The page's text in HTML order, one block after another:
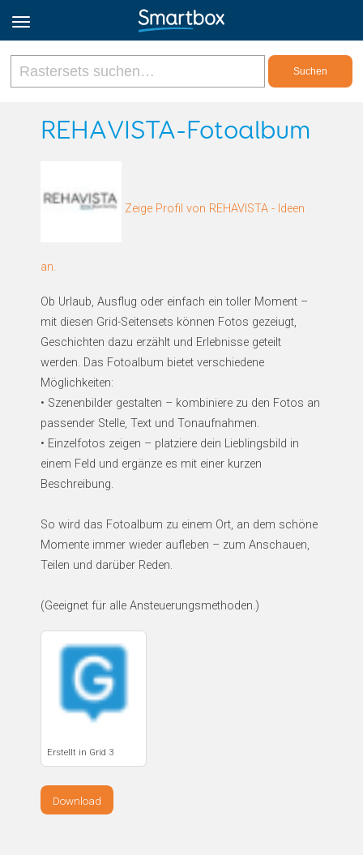
Online Grids
Registrieren
REHAVISTA-Fotoalbum
Zeige Profil von REHAVISTA - Ideen
an.
Ob Urlaub, Ausflug oder einfach ein toller Moment –
mit diesen Grid-Seitensets können Fotos gezeiugt,
Geschichten dazu erzählt und Erlebnisse geteilt
werden. Das Fotoalbum bietet verschiedene
Möglichkeiten:
• Szenenbilder gestalten – kombiniere zu den Fotos an
passender Stelle, Text und Tonaufnahmen.
• Einzelfotos zeigen – platziere dein Lieblingsbild in
einem Feld und ergänze es mit einer kurzen
Beschreibung.
So wird das Fotoalbum zu einem Ort, an dem schöne
Momente immer wieder aufleben – zum Anschauen,
Teilen und darüber Reden.
Erstellt in Grid 3
Download